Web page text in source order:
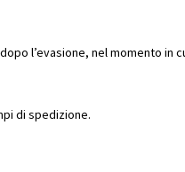
l’evasione, nel momento in
di spedizione.